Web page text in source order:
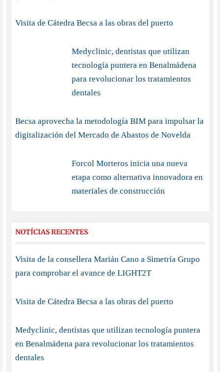
Visita de Cátedra Becsa a las obras del puerto
Medyclinic, dentistas que utilizan
tecnología puntera en Benalmádena
para revolucionar los tratamientos
dentales
Becsa aprovecha la metodología BIM para impulsar la
digitalización del Mercado de Abastos de Novelda
Forcol Morteros inicia una nueva
etapa como alternativa innovadora en
materiales de construcción
NOTÍCIAS RECENTES
Visita de la consellera Marián Cano a Simetría Grupo
para comprobar el avance de LIGHT2T
Visita de Cátedra Becsa a las obras del puerto
Medyclinic, dentistas que utilizan tecnología puntera
en Benalmádena para revolucionar los tratamientos
dentales